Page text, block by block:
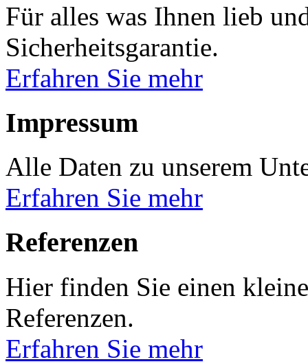
Für alles was Ihnen lieb
Sicherheitsgarantie.
Erfahren Sie mehr
Impressum
Alle Daten zu unserem
Erfahren Sie mehr
Referenzen
Hier finden Sie einen
Referenzen.
Erfahren Sie mehr